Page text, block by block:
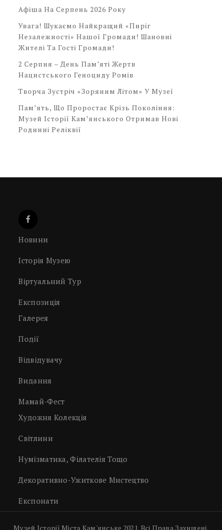
Афіша На Серпень 2026 Року
Увага! Шукаємо Найкращий «Пиріг
Незалежності» Нашої Громади! Шановні
Жителі Та Гості Громади!
2 Серпня – День Пам’яті Жертв
Нацистського Геноциду Ромів
Творча Зустріч «Зоряним Літом» У Музеї
Пам’ять, Що Проростає Крізь Покоління:
Музей Історії Кам’янського Отримав Нові
Родинні Реліквії
Новини
Історія Музею
Віртуальний Тур
Експозиція
Галерея
Події
Відвідувачу
Видання
Мамай-Фест
Художня Колекція
Світлини
Нумізматика, Філателія Тощо
Декоративно-Ужиткове Мистецтво
Експонати
Музей Історії Міста Кам'янське 2021. Всі Права Захищені.